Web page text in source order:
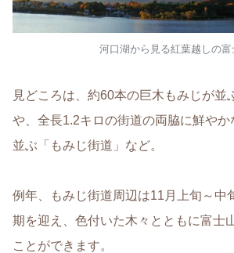
河口湖から見る紅葉越しの富
見どころは、約60本の巨木もみじが並
や、全長1.2キロの街道の両脇に鮮や
並ぶ「もみじ街道」など。
例年、もみじ街道周辺は11月上旬～中
期を迎え、色付いた木々とともに富士
ことができます。